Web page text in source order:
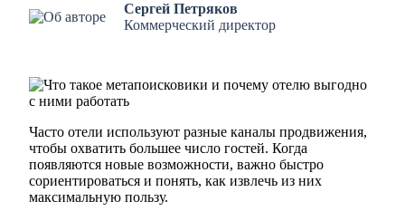
Сергей Петряков
Коммерческий директор
Часто отели используют разные каналы продвижения,
чтобы охватить большее число гостей. Когда
появляются новые возможности, важно быстро
сориентироваться и понять, как извлечь из них
максимальную пользу.